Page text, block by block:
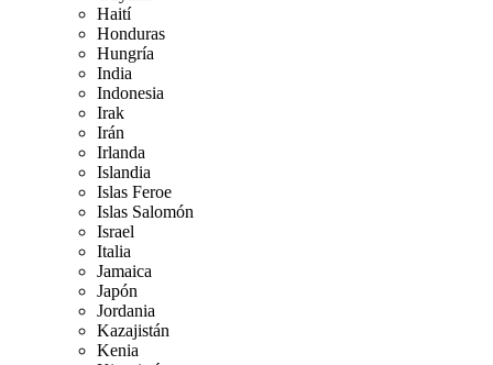
Haití
Honduras
Hungría
India
Indonesia
Irak
Irán
Irlanda
Islandia
Islas Feroe
Islas Salomón
Israel
Italia
Jamaica
Japón
Jordania
Kazajistán
Kenia